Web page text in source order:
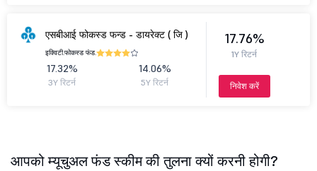
एसबीआई फोकस्ड फन्ड - डायरेक्ट ( जि )
इक्विटी.फोकस्ड फंड.
17.32%
3Y रिटर्न
14.06%
5Y रिटर्न
17.76%
1Y रिटर्न
निवेश करें
आपको म्यूचुअल फंड स्कीम की तुलना क्यों करनी होगी?